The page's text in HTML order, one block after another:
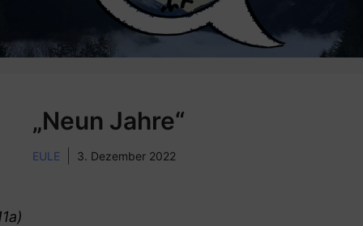
„Neun Jahre“
EULE 3. Dezember 2022